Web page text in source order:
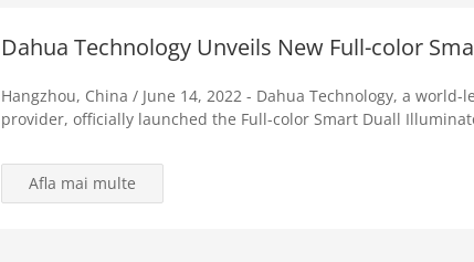
Dahua Technology Unveils New Full-color
Hangzhou, China / June 14, 2022 - Dahua Technology, a
provider, officially launched the Full-color Smart Duall
Afla mai multe